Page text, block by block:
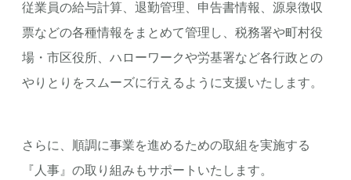
従業員の給与計算、退勤管理、申告書情報、源泉徴収
票などの各種情報をまとめて管理し、税務署や町村役
場・市区役所、ハローワークや労基署など各行政との
やりとりをスムーズに行えるように支援いたします。
さらに、順調に事業を進めるための取組を実施する
『人事』の取り組みもサポートいたします。